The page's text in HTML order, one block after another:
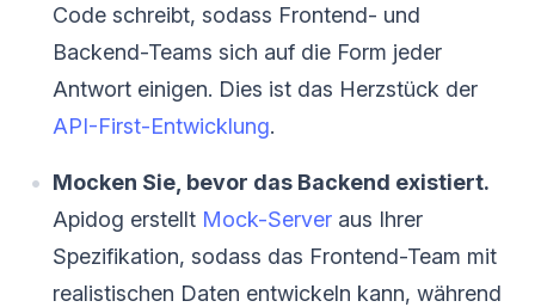
Code schreibt, sodass Frontend- und
Backend-Teams sich auf die Form jeder
Antwort einigen. Dies ist das Herzstück der
API-First-Entwicklung.
Mocken Sie, bevor das Backend existiert.
Apidog erstellt Mock-Server aus Ihrer
Spezifikation, sodass das Frontend-Team mit
realistischen Daten entwickeln kann, während